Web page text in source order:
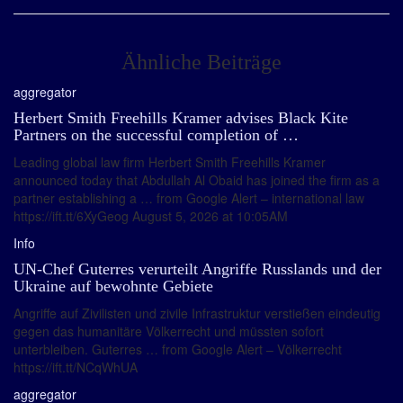
Ähnliche Beiträge
aggregator
Herbert Smith Freehills Kramer advises Black Kite
Partners on the successful completion of …
Leading global law firm Herbert Smith Freehills Kramer
announced today that Abdullah Al Obaid has joined the firm as a
partner establishing a … from Google Alert – international law
https://ift.tt/6XyGeog August 5, 2026 at 10:05AM
Info
UN-Chef Guterres verurteilt Angriffe Russlands und der
Ukraine auf bewohnte Gebiete
Angriffe auf Zivilisten und zivile Infrastruktur verstießen eindeutig
gegen das humanitäre Völkerrecht und müssten sofort
unterbleiben. Guterres … from Google Alert – Völkerrecht
https://ift.tt/NCqWhUA
aggregator